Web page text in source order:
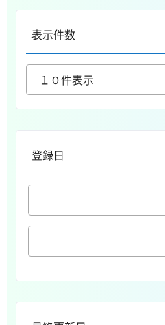
表示件数
登録日